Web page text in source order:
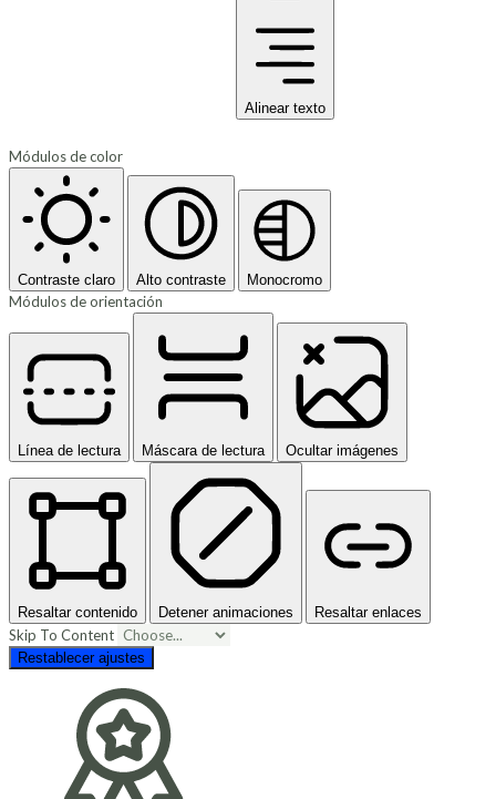
Alinear texto
Módulos de color
Contraste claro Alto contraste Monocromo
Módulos de orientación
Línea de lectura Máscara de lectura Ocultar imágenes
Resaltar contenido Detener animaciones Resaltar enlaces
Skip To Content
Restablecer ajustes